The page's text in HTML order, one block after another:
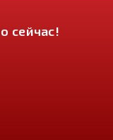
сейчас!